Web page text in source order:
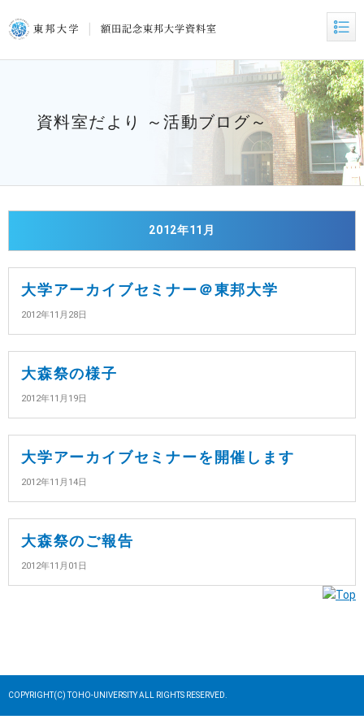
資料室だより ～活動ブログ～
2012年11月
大学アーカイブセミナー＠東邦大学
2012年11月28日
大森祭の様子
2012年11月19日
大学アーカイブセミナーを開催します
2012年11月14日
大森祭のご報告
2012年11月01日
COPYRIGHT(C) TOHO-UNIVERSITY ALL RIGHTS RESERVED.